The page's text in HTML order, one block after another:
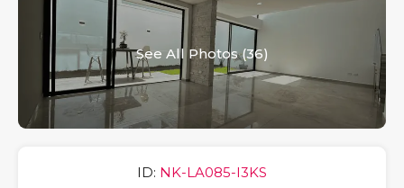
See All Photos (36)
ID: NK-LA085-I3KS